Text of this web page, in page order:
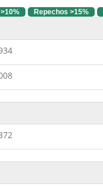
Repechos >15%